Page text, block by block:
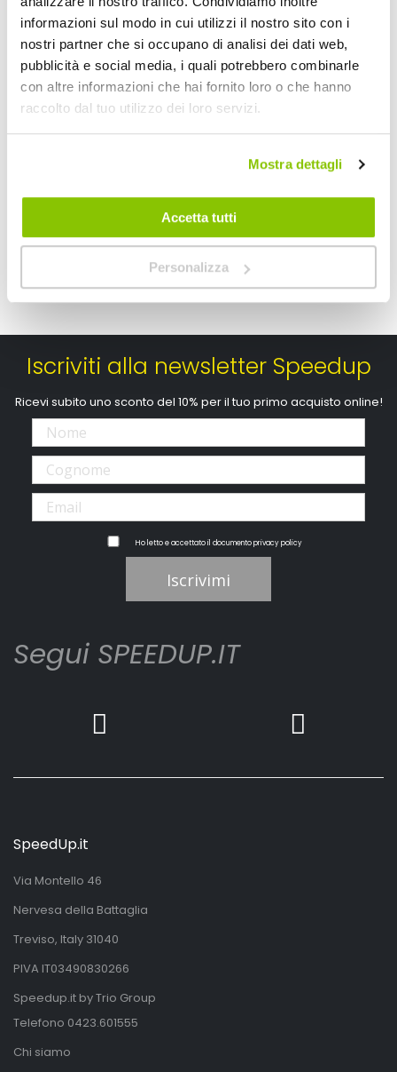
informazioni sul modo in cui utilizzi il nostro sito con i
nostri partner che si occupano di analisi dei dati web,
pubblicità e social media, i quali potrebbero combinarle
con altre informazioni che hai fornito loro o che hanno
raccolto dal tuo utilizzo dei loro servizi.
Mostra dettagli
Accetta tutti
Personalizza
Vasca baule universale - CORA
CORA
Vasca baule
Prezzo
54,45 € -34%
Iscriviti alla newsletter Speedup
Ricevi subito uno sconto del 10% per il tuo primo acquisto online!
Ho letto e accettato il documentoprivacy policy
Iscrivimi
Segui SPEEDUP.IT
SpeedUp.it
Via Montello 46
Nervesa della Battaglia
Treviso, Italy 31040
PIVA IT03490830266
Speedup.it by Trio Group
Telefono 0423.601555
Chi siamo